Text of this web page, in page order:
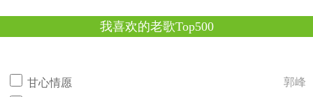
我喜欢的老歌Top500
甘心情愿
郭峰